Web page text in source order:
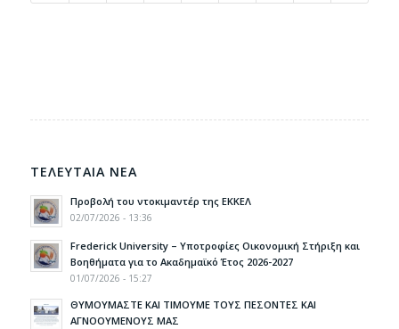
ΤΕΛΕΥΤΑΙΑ ΝΕΑ
Προβολή του ντοκιμαντέρ της ΕΚΚΕΛ
02/07/2026 - 13:36
Frederick University – Υποτροφίες Οικονομική Στήριξη και
Βοηθήματα για το Ακαδημαϊκό Έτος 2026-2027
01/07/2026 - 15:27
ΘΥΜΟΥΜΑΣΤΕ ΚΑΙ ΤΙΜΟΥΜΕ ΤΟΥΣ ΠΕΣΟΝΤΕΣ ΚΑΙ
ΑΓΝΟΟΥΜΕΝΟΥΣ ΜΑΣ